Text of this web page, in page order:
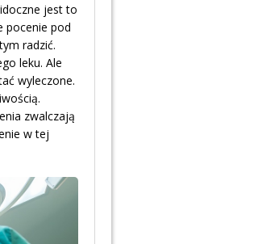
jest to
pocenie pod
radzić.
leku. Ale
wyleczone.
zwalczają
w tej